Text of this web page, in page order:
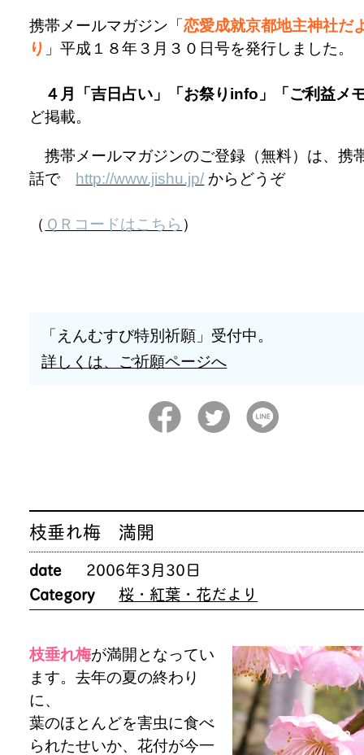
携帯メールマガジン「恋愛成就京都地主神社だ
り 」平成１８年３月３０日号を発行しました。
４月「吉日占い」「お祭りinfo」「ご利益メ
ど掲載。
携帯メールマガジンのご登録（無料）は、携
話で http://www.jishu.jp/ からどうぞ
（ ＱＲコードはこちら ）
「えんむすび特別祈願」受付中。
詳しくは、ご祈願ページへ
枝垂れ梅 満開
date
2006年3月30日
Category
桜・紅葉・花だより
枝垂れ梅が満開となってい
ます。去年の夏の終わり
に、
葉のほとんどを害虫に食べ
られたせいか、花付が今一